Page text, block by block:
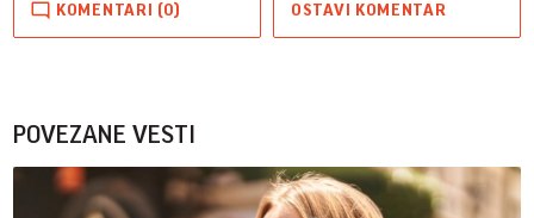
KOMENTARI (0) OSTAVI KOMENTAR
POVEZANE VESTI